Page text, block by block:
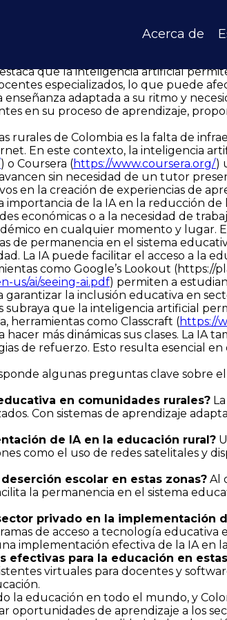
Acerca de
educativa entre zonas urbanas y
bajos y en regiones alejadas de las
analizado detenidamente este
que la inteligencia artificial
especializados, lo que puede
adaptada a su ritmo y
en su proceso de aprendizaje,
rurales de Colombia es la falta de
En este contexto, la inteligencia
) o Coursera (https://www.coursera.org/)
sin necesidad de un tutor
en la creación de experiencias de
de la IA en la reducción
económicas o a la necesidad de
en cualquier momento y lugar.
de permanencia en el sistema
La IA puede facilitar el acceso a la
como Google’s Lookout (https://
us/ai/seeing-ai.pdf) permiten a
garantizar la inclusión educativa en
subraya que la inteligencia artificial
herramientas como Classcraft (https://
hacer más dinámicas sus clases. La
de refuerzo. Esto resulta esencial
algunas preguntas clave sobre
en comunidades rurales?
Con sistemas de aprendizaje
de IA en la educación rural?
como el uso de redes satelitales y
escolar en estas zonas? Al
la permanencia en el sistema
privado en la implementación
de acceso a tecnología
implementación efectiva de la IA en
efectivas para la educación en
virtuales para docentes y
la educación en todo el mundo, y
oportunidades de aprendizaje a los